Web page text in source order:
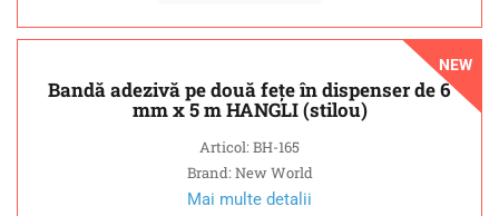
NEW
Bandă adezivă pe două fețe în dispenser de 6
mm x 5 m HANGLI (stilou)
Articol: BH-165
Brand: New World
Mai multe detalii